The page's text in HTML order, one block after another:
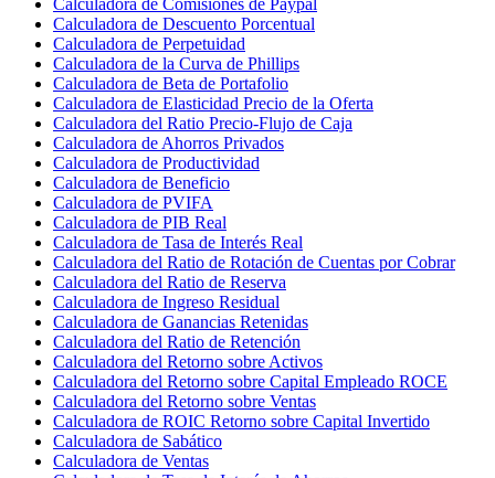
Calculadora de Descuento Porcentual
Calculadora de Perpetuidad
Calculadora de la Curva de Phillips
Calculadora de Beta de Portafolio
Calculadora de Elasticidad Precio de la Oferta
Calculadora del Ratio Precio-Flujo de Caja
Calculadora de Ahorros Privados
Calculadora de Productividad
Calculadora de Beneficio
Calculadora de PVIFA
Calculadora de PIB Real
Calculadora de Tasa de Interés Real
Calculadora del Ratio de Rotación de Cuentas por Cobrar
Calculadora del Ratio de Reserva
Calculadora de Ingreso Residual
Calculadora de Ganancias Retenidas
Calculadora del Ratio de Retención
Calculadora del Retorno sobre Activos
Calculadora del Retorno sobre Capital Empleado ROCE
Calculadora del Retorno sobre Ventas
Calculadora de ROIC Retorno sobre Capital Invertido
Calculadora de Sabático
Calculadora de Ventas